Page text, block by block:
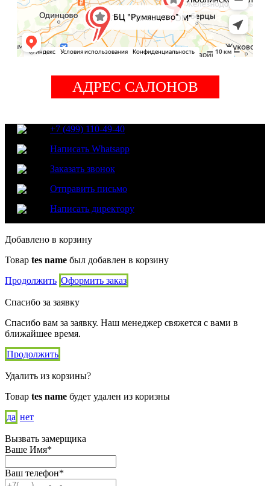
АДРЕС САЛОНОВ
+7 (499) 110-49-40
Написать Whatsapp
Заказать звонок
Отправить письмо
Написать директору
Добавлено в корзину
Товар tes name был добавлен в корзину
Продолжить Оформить заказ
Спасибо за заявку
Спасибо вам за заявку. Наш менеджер свяжется с вами в
ближайшее время.
Продолжить
Удалить из корзины?
Товар tes name будет удален из коризны
да нет
Вызвать замерщика
Ваше Имя*
Ваш телефон*